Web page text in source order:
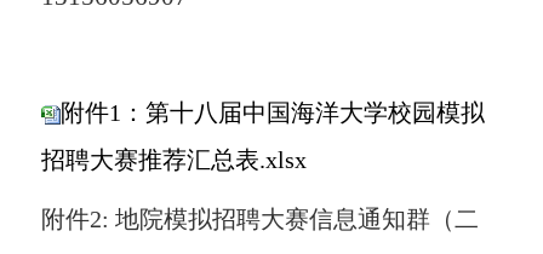
附件1：第十八届中国海洋大学校园模拟
招聘大赛推荐汇总表.xlsx
附件2:地院模拟招聘大赛信息通知群（二